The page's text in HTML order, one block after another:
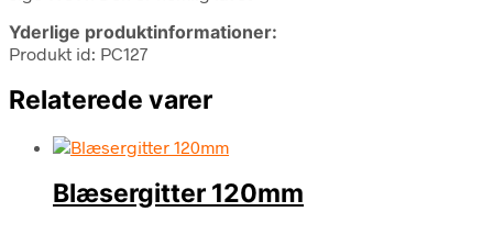
Yderlige produktinformationer:
Produkt id: PC127
Relaterede varer
Blæsergitter 120mm